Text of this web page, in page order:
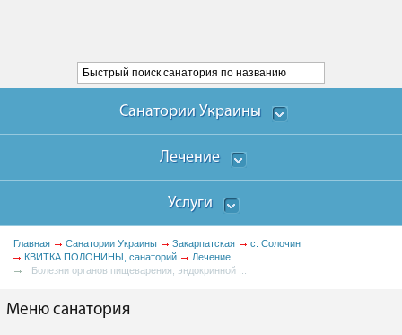
Санатории Украины
Лечение
Услуги
Главная Санатории Украины Закарпатская
с. Солочин
КВИТКА ПОЛОНИНЫ, санаторий
Лечение
Болезни органов пищеварения, эндокринной ...
Меню санатория